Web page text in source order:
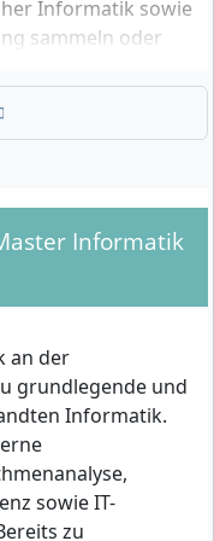
Informatik sowie
sammeln oder
der Informatik
mit mindestens
mit IT-
180 ECTS-Punkte
es kann
Informatik
an der
grundlegende und
Informatik.
sowie IT-
zu